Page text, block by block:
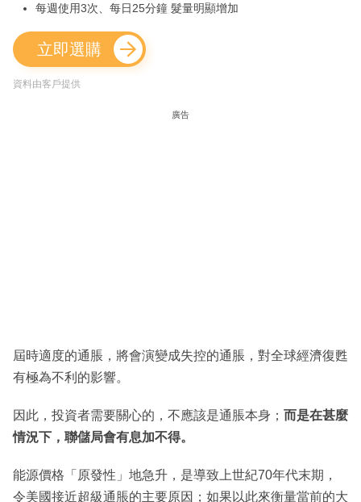
每週使用3次、每日25分鐘 髮量明顯增加
立即選購
資料由客戶提供
廣告
屆時適度的通脹，將會演變成失控的通脹，對全球經濟復甦
有極為不利的影響。
因此，投資者需要關心的，不應該是通脹本身； 而是在甚麼
情況下，聯儲局會有息加不得。
能源價格「原發性」地急升，是導致上世紀70年代末期，
令美國接近超級通脹的主要原因；如果以此來衡量當前的大